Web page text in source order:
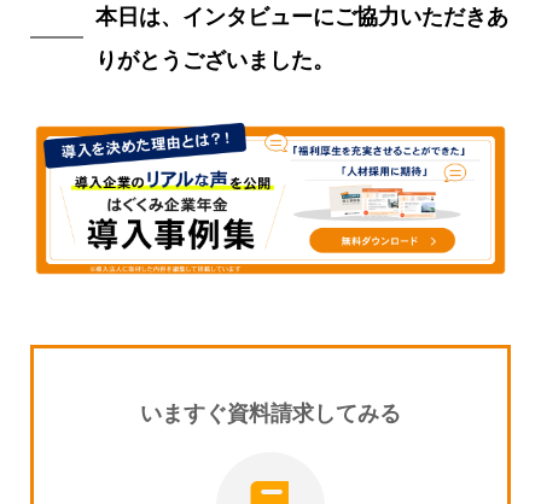
本日は、インタビューにご協力いただきあ
りがとうございました。
いますぐ資料請求してみる